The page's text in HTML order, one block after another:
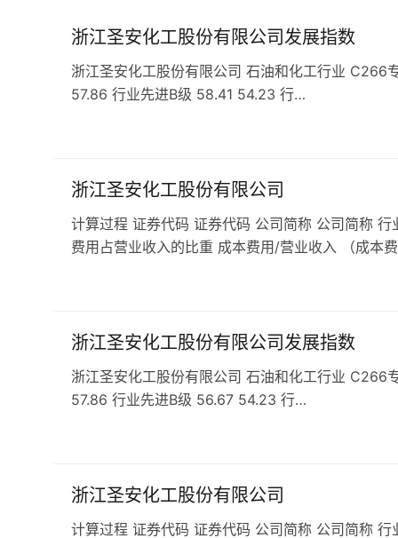
浙江圣安化工股份有限公司发展指数
浙江圣安化工股份有限公司 石油和化工行业
57.86 行业先进B级 58.41 54.23 行…
浙江圣安化工股份有限公司
计算过程 证券代码 证券代码 公司简称 公司简称
费用占营业收入的比重 成本费用/营业收入 （成本
浙江圣安化工股份有限公司发展指数
浙江圣安化工股份有限公司 石油和化工行业
57.86 行业先进B级 56.67 54.23 行…
浙江圣安化工股份有限公司
计算过程 证券代码 证券代码 公司简称 公司简称